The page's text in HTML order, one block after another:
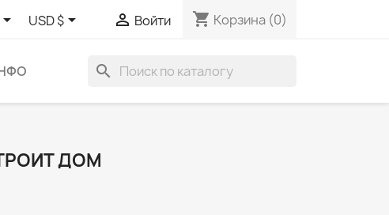
USD $  Войти shopping_cart Корзина (0)
search
ДОМ